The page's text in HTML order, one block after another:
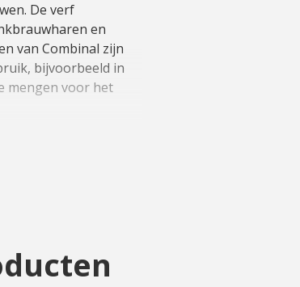
De verf
en
van Combinal zijn
bijvoorbeeld in
mengen voor het